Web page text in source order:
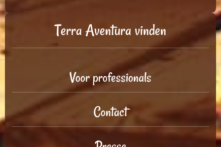
Terra Aventura vinden
Voor professionals
Contact